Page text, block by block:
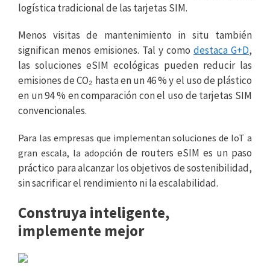
logística tradicional de las tarjetas SIM.
Menos visitas de mantenimiento in situ también
significan menos emisiones. Tal y como destaca G+D,
las soluciones eSIM ecológicas pueden reducir las
emisiones de CO₂ hasta en un 46 % y el uso de plástico
en un 94 % en comparación con el uso de tarjetas SIM
convencionales.
Para las empresas que implementan soluciones de IoT a
gran escala, la adopción de routers eSIM es un paso
práctico para alcanzar los objetivos de sostenibilidad,
sin sacrificar el rendimiento ni la escalabilidad.
Construya inteligente,
implemente mejor